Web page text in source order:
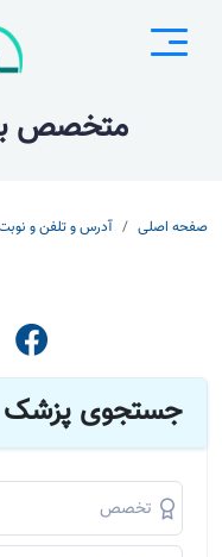
متخصص
صفحه اصلی آدرس و تلفن و
جستجوی پزشک